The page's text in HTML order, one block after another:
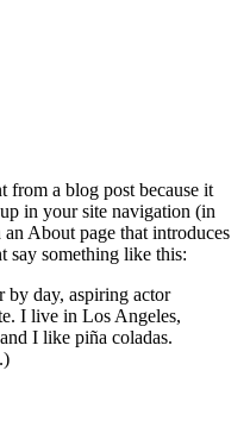
from a blog post because it
in your site navigation (in
About page that introduces
say something like this:
by day, aspiring actor
I live in Los Angeles,
I like piña coladas.